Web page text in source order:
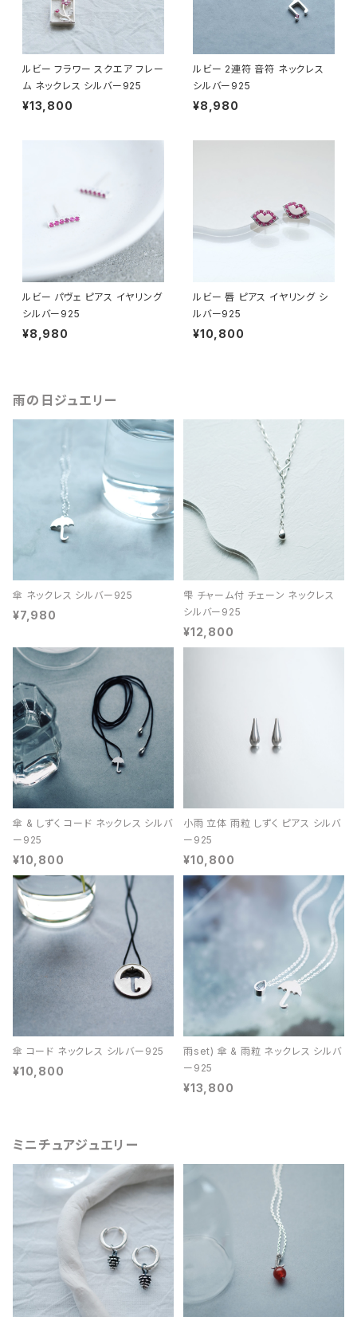
ルビー フラワー スクエア フレー
ム ネックレス シルバー925
¥13,800
ルビー 2連符 音符 ネックレス
シルバー925
¥8,980
ルビー パヴェ ピアス イヤリング
シルバー925
¥8,980
ルビー 唇 ピアス イヤリング シ
ルバー925
¥10,800
雨の日ジュエリー
傘 ネックレス シルバー925
¥7,980
雫 チャーム付 チェーン ネックレス
シルバー925
¥12,800
傘 & しずく コード ネックレス シルバ
ー925
¥10,800
小雨 立体 雨粒 しずく ピアス シルバ
ー925
¥10,800
傘 コード ネックレス シルバー925
¥10,800
雨set) 傘 & 雨粒 ネックレス シルバ
ー925
¥13,800
ミニチュアジュエリー